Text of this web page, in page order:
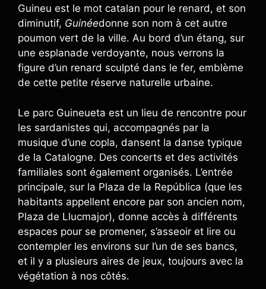
Guineu est le mot catalan pour le renard, et son
diminutif, Guinéedonne son nom à cet autre
poumon vert de la ville. Au bord d’un étang, sur
une esplanade verdoyante, nous verrons la
figure d’un renard sculpté dans le fer, emblème
de cette petite réserve naturelle urbaine.
Le parc Guineueta est un lieu de rencontre pour
les sardanistes qui, accompagnés par la
musique d’une copla, dansent la danse typique
de la Catalogne. Des concerts et des activités
familiales sont également organisés. L’entrée
principale, sur la Plaza de la República (que les
habitants appellent encore par son ancien nom,
Plaza de Llucmajor), donne accès à différents
espaces pour se promener, s’asseoir et lire ou
contempler les environs sur l’un de ses bancs,
et il y a plusieurs aires de jeux, toujours avec la
végétation à nos côtés.